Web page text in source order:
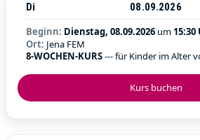
Kurs buchen
Di 08.09.2026
Beginn: Dienstag, 08.09.2026 um 15:30
Ort: Jena FEM
8-WOCHEN-KURS--- für Kinder im Alter